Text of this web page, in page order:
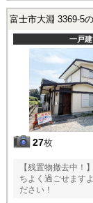
富士市大淵 3369-5
一戸建
27枚
【残置物撤去中！
ちよく過ごせます
ださい！